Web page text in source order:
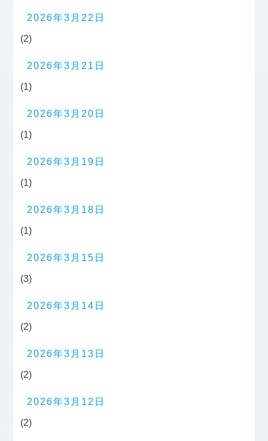
2026年3月22日
(2)
2026年3月21日
(1)
2026年3月20日
(1)
2026年3月19日
(1)
2026年3月18日
(1)
2026年3月15日
(3)
2026年3月14日
(2)
2026年3月13日
(2)
2026年3月12日
(2)